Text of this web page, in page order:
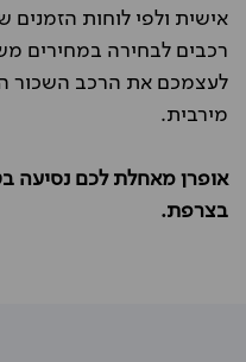
אישית ולפי לוחות הזמנים
רכבים לבחירה במחירים
לעצמכם את הרכב השכור
מירבית.
אופרן מאחלת לכם נסיעה
בצרפת.